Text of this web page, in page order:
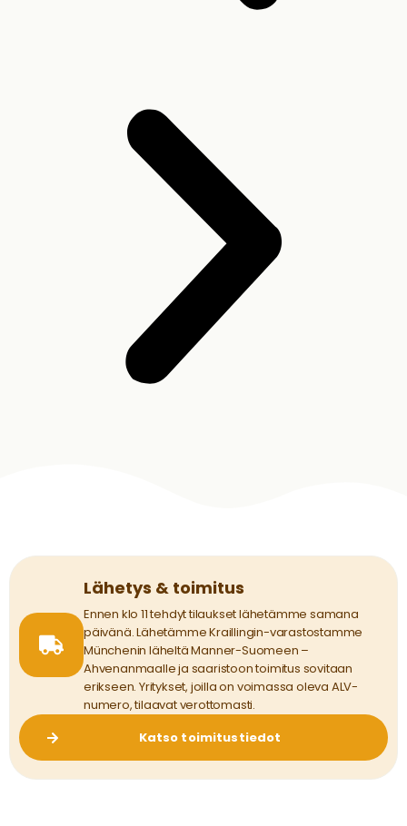
Lähetys & toimitus
Ennen klo 11 tehdyt tilaukset lähetämme samana
päivänä. Lähetämme Kraillingin-varastostamme
Münchenin läheltä Manner-Suomeen –
Ahvenanmaalle ja saaristoon toimitus sovitaan
erikseen. Yritykset, joilla on voimassa oleva ALV-
numero, tilaavat verottomasti.
Katso toimitustiedot